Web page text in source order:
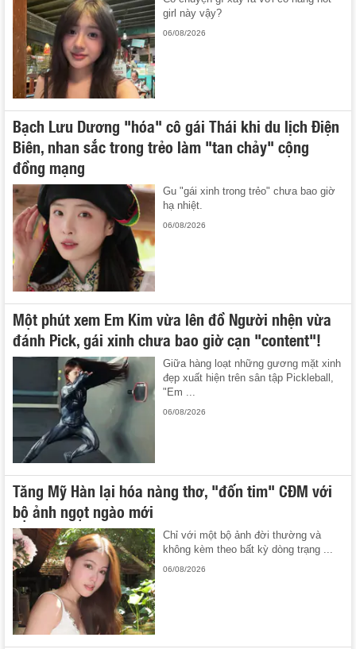
girl này vậy?
06/08/2026
Bạch Lưu Dương "hóa" cô gái Thái khi du lịch Điện
Biên, nhan sắc trong trẻo làm "tan chảy" cộng
đồng mạng
Gu "gái xinh trong trẻo" chưa bao giờ
hạ nhiệt.
06/08/2026
Một phút xem Em Kim vừa lên đồ Người nhện vừa
đánh Pick, gái xinh chưa bao giờ cạn "content"!
Giữa hàng loạt những gương mặt xinh
đẹp xuất hiện trên sân tập Pickleball,
"Em ...
06/08/2026
Tăng Mỹ Hàn lại hóa nàng thơ, "đốn tim" CĐM với
bộ ảnh ngọt ngào mới
Chỉ với một bộ ảnh đời thường và
không kèm theo bất kỳ dòng trạng ...
06/08/2026